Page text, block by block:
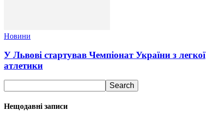
Новини
У Львові стартував Чемпіонат України з легкої
атлетики
Нещодавні записи